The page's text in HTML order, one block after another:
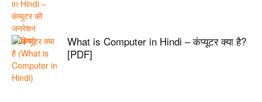
What is Computer in Hindi – कंप्यूटर क्या है?
[PDF]